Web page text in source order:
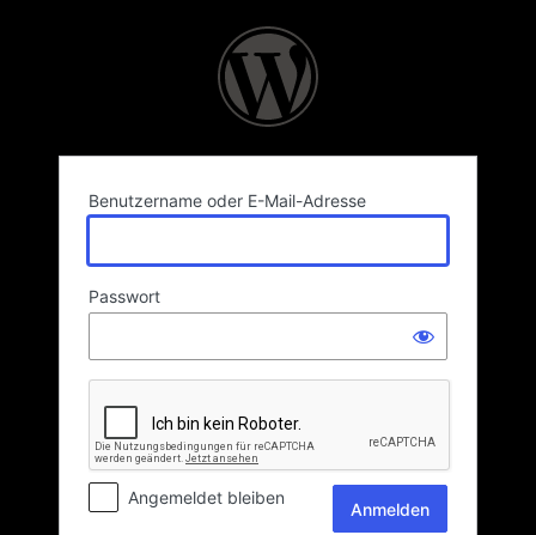
Benutzername oder E-Mail-Adresse
Passwort
Angemeldet bleiben